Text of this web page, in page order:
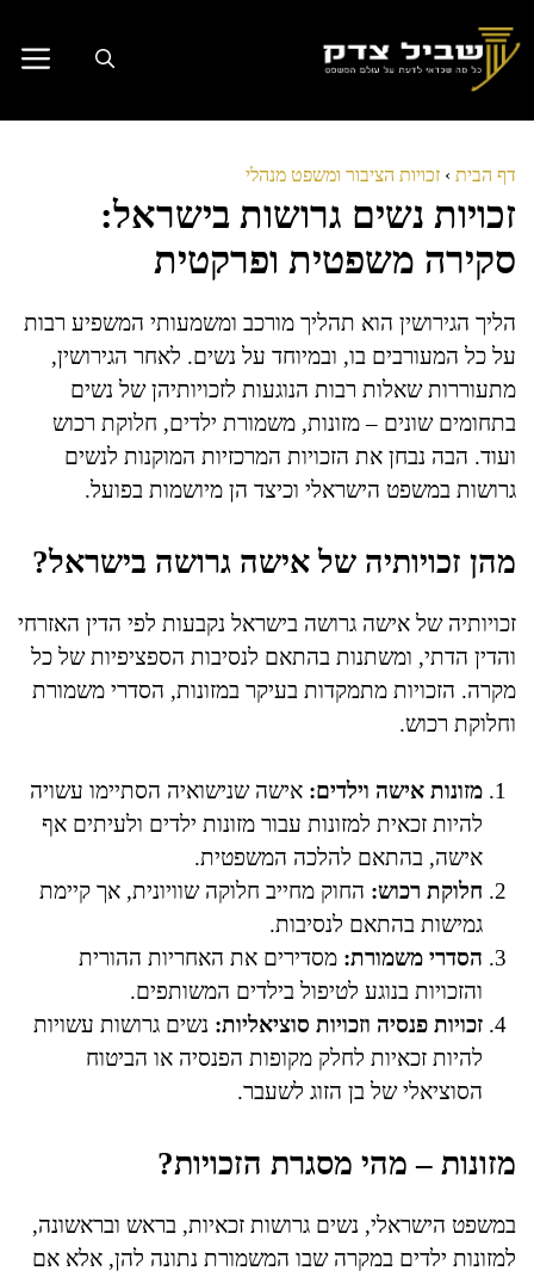
לתוכן
דף הבית › זכויות הציבור ומשפט מנהלי
זכויות נשים גרושות בישראל:
סקירה משפטית ופרקטית
הליך הגירושין הוא תהליך מורכב ומשמעותי המשפיע רבות
על כל המעורבים בו, ובמיוחד על נשים. לאחר הגירושין,
מתעוררות שאלות רבות הנוגעות לזכויותיהן של נשים
בתחומים שונים – מזונות, משמורת ילדים, חלוקת רכוש
ועוד. הבה נבחן את הזכויות המרכזיות המוקנות לנשים
גרושות במשפט הישראלי וכיצד הן מיושמות בפועל.
מהן זכויותיה של אישה גרושה בישראל?
זכויותיה של אישה גרושה בישראל נקבעות לפי הדין האזרחי
והדין הדתי, ומשתנות בהתאם לנסיבות הספציפיות של כל
מקרה. הזכויות מתמקדות בעיקר במזונות, הסדרי משמורת
וחלוקת רכוש.
מזונות אישה וילדים: אישה שנישואיה הסתיימו עשויה
להיות זכאית למזונות עבור מזונות ילדים ולעיתים אף
אישה, בהתאם להלכה המשפטית.
חלוקת רכוש: החוק מחייב חלוקה שוויונית, אך קיימת
גמישות בהתאם לנסיבות.
הסדרי משמורת: מסדירים את האחריות ההורית
והזכויות בנוגע לטיפול בילדים המשותפים.
זכויות פנסיה וזכויות סוציאליות: נשים גרושות עשויות
להיות זכאיות לחלק מקופות הפנסיה או הביטוח
הסוציאלי של בן הזוג לשעבר.
מזונות – מהי מסגרת הזכויות?
במשפט הישראלי, נשים גרושות זכאיות, בראש ובראשונה,
למזונות ילדים במקרה שבו המשמורת נתונה להן, אלא אם